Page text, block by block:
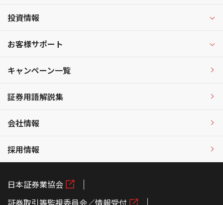
投資情報
お客様サポート
キャンペーン一覧
証券用語解説集
会社情報
採用情報
日本証券業協会